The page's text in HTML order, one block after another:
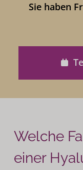
Sie haben
Welche
einer